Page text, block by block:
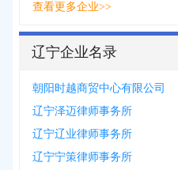
查看更多企业>>
辽宁企业名录
朝阳时越商贸中心有限公司
辽宁泽迈律师事务所
辽宁辽业律师事务所
辽宁宁策律师事务所